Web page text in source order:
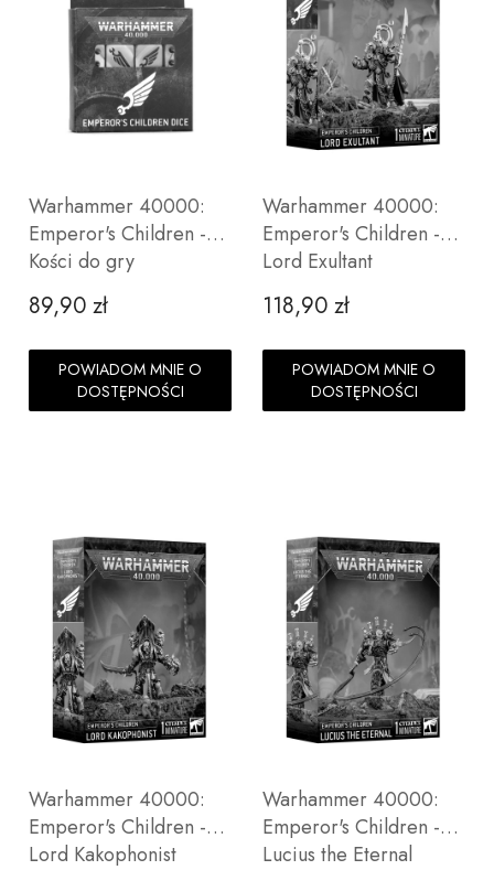
Warhammer 40000:
Emperor's Children -
Kości do gry
Cena
89,90 zł
POWIADOM MNIE O
DOSTĘPNOŚCI
Warhammer 40000:
Emperor's Children -
Lord Exultant
Cena
118,90 zł
POWIADOM MNIE O
DOSTĘPNOŚCI
Warhammer 40000:
Emperor's Children -
Lord Kakophonist
Warhammer 40000:
Emperor's Children -
Lucius the Eternal